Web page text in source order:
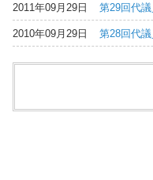
2011年09月29日 第29回代
2010年09月29日 第28回代